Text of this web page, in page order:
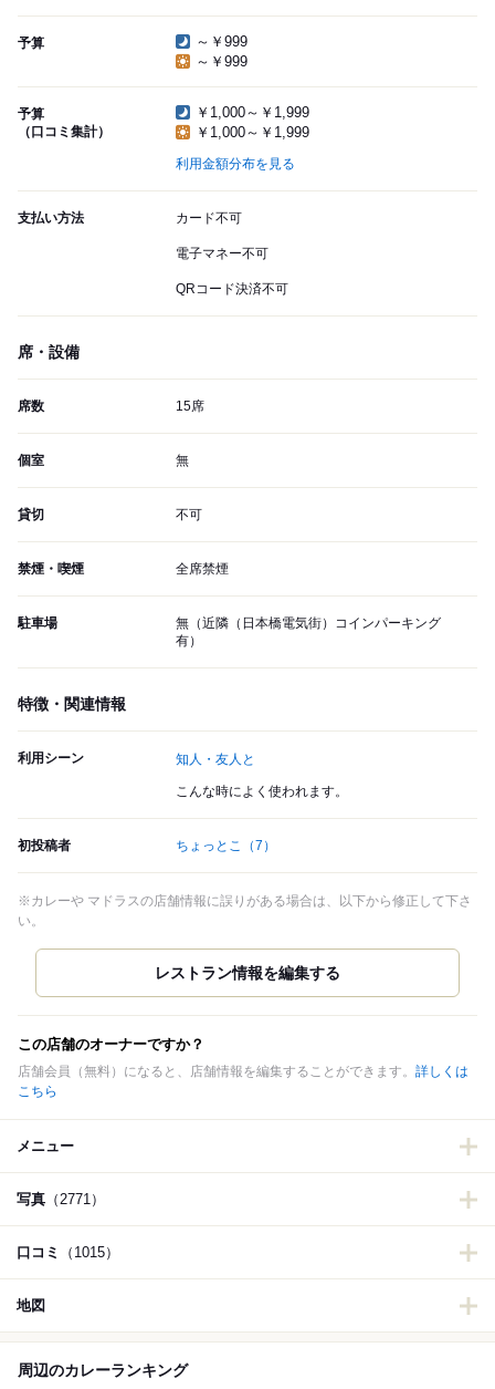
予算
～￥999
～￥999
予算
（口コミ集計）
￥1,000～￥1,999
￥1,000～￥1,999
利用金額分布を見る
支払い方法 カード不可
電子マネー不可
QRコード決済不可
席・設備
席数 15席
個室 無
貸切 不可
禁煙・喫煙 全席禁煙
駐車場
無（近隣（日本橋電気街）コインパーキング
有）
特徴・関連情報
利用シーン 知人・友人と
こんな時によく使われます。
初投稿者 ちょっとこ （7）
※カレーや マドラスの店舗情報に誤りがある場合は、以下から修正して下さ
い。
この店舗のオーナーですか？
店舗会員（無料）になると、店舗情報を編集することができます。 詳しくは
こちら
メニュー
写真 （2771）
口コミ （1015）
地図
周辺のカレーランキング